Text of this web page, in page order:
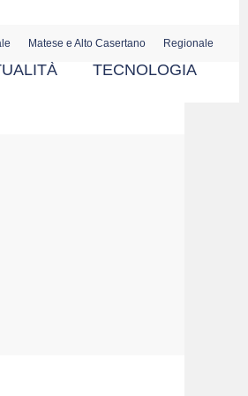
Matese e Alto Casertano Regionale
TECNOLOGIA